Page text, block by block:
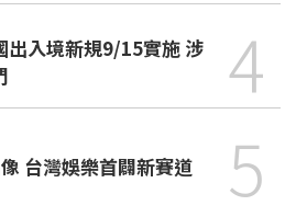
出入境新規9/15實施 涉
4
台灣娛樂首闢新賽道 5